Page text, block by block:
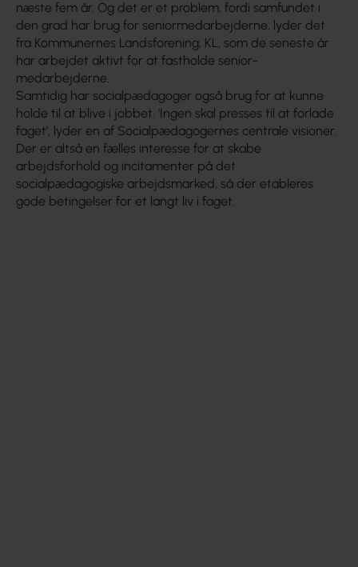
næste fem år. Og det er et problem, fordi samfundet i
den grad har brug for seniormedarbejderne, lyder det
fra Kommunernes Landsforening, KL, som de seneste år
har arbejdet aktivt for at fastholde senior­
medarbejderne.
Samtidig har socialpædagoger også brug for at kunne
holde til at blive i jobbet. ’Ingen skal presses til at forlade
faget’, lyder en af Socialpædagogernes centrale visioner.
Der er altså en fælles interesse for at skabe
arbejdsforhold og incitamenter på det
socialpædagogiske arbejdsmarked, så der etableres
gode betingelser for et langt liv i faget.